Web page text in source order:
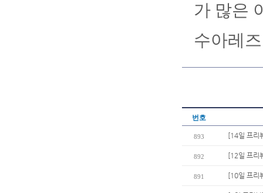
가 많은
수아레
번호
893 [14일 프리
892 [12일 프리
891 [10일 프리